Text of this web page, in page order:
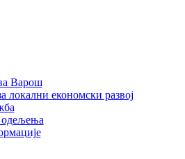
Варош
локални економски развој